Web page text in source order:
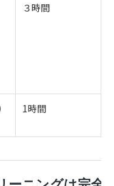
３時間
1時間